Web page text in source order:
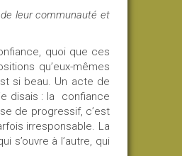
leur communauté et
quoi que ces
qu’eux-mêmes
si beau. Un acte de
disais : la
confiance
de progressif, c’est
irresponsable. La
s’ouvre à l’autre, qui